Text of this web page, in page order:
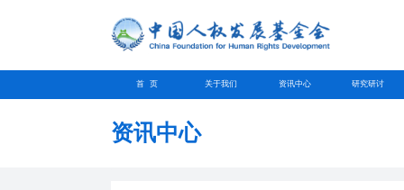
首 页 关于我们 资讯中心 研究研讨
资讯中心